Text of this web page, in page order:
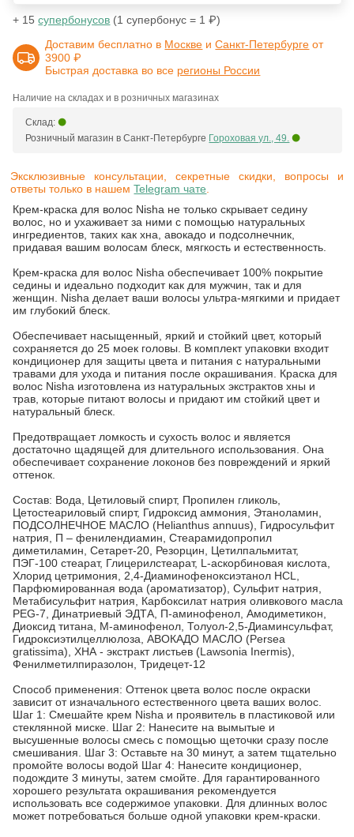
+ 15супербонусов (1 супербонус = 1 ₽)
Доставим бесплатно в Москве иСанкт-Петербурге от
3900 ₽
Быстрая доставка во все регионы России
Наличие на складах и в розничных магазинах
Склад:
Розничный магазин в Санкт-Петербурге Гороховая ул., 49.
Эксклюзивные консультации, секретные скидки, вопросы и
ответы только в нашемTelegram чате
Крем-краска для волос Nisha не только скрывает седину
волос, но и ухаживает за ними с помощью натуральных
ингредиентов, таких как хна, авокадо и подсолнечник,
придавая вашим волосам блеск, мягкость и естественность.
Крем-краска для волос Nisha обеспечивает 100% покрытие
седины и идеально подходит как для мужчин, так и для
женщин. Nisha делает ваши волосы ультра-мягкими и придает
им глубокий блеск.
Обеспечивает насыщенный, яркий и стойкий цвет, который
сохраняется до 25 моек головы. В комплект упаковки входит
кондиционер для защиты цвета и питания с натуральными
травами для ухода и питания после окрашивания. Краска для
волос Nisha изготовлена из натуральных экстрактов хны и
трав, которые питают волосы и придают им стойкий цвет и
натуральный блеск.
Предотвращает ломкость и сухость волос и является
достаточно щадящей для длительного использования. Она
обеспечивает сохранение локонов без повреждений и яркий
оттенок.
Состав: Вода, Цетиловый спирт, Пропилен гликоль,
Цетостеариловый спирт, Гидроксид аммония, Этаноламин,
ПОДСОЛНЕЧНОЕ МАСЛО (Helianthus annuus), Гидросульфит
натрия, П – фенилендиамин, Cтеарамидопропил
диметиламин, Сетарет-20, Резорцин, Цетилпальмитат,
ПЭГ-100 стеарат, Глицерилстеарат, L-аскорбиновая кислота,
Хлорид цетримония, 2,4-Диаминофеноксиэтанол HCL,
Парфюмированная вода (ароматизатор), Сульфит натрия,
Метабисульфит натрия, Карбоксилат натрия оливкового масла
PEG-7, Динатриевый ЭДТА, П-аминофенол, Амодиметикон,
Диоксид титана, М-аминофенол, Толуол-2,5-Диаминсульфат,
Гидроксиэтилцеллюлоза, АВОКАДО МАСЛО (Persea
gratissima), ХНА - экстракт листьев (Lawsonia Inermis),
Фенилметилпиразолон, Тридецет-12
Способ применения: Оттенок цвета волос после окраски
зависит от изначального естественного цвета ваших волос.
Шаг 1: Смешайте крем Nisha и проявитель в пластиковой или
стеклянной миске. Шаг 2: Нанесите на вымытые и
высушенные волосы смесь с помощью щеточки сразу после
смешивания. Шаг 3: Оставьте на 30 минут, а затем тщательно
промойте волосы водой Шаг 4: Нанесите кондиционер,
подождите 3 минуты, затем смойте. Для гарантированного
хорошего результата окрашивания рекомендуется
использовать все содержимое упаковки. Для длинных волос
может потребоваться больше одной упаковки крем-краски.